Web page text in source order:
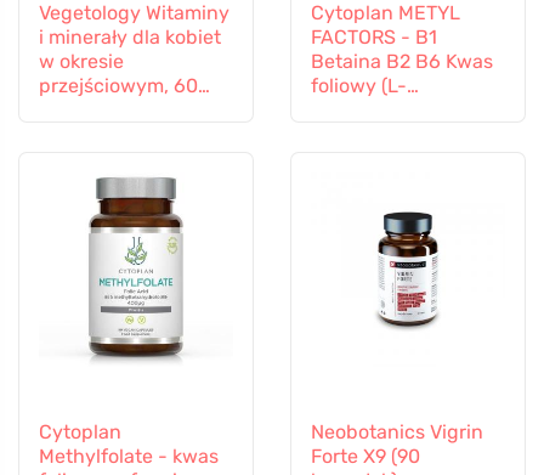
Vegetology Witaminy
i minerały dla kobiet
w okresie
przejściowym, 60
Cytoplan METYL
FACTORS - B1
Betaina B2 B6 Kwas
foliowy (L-
Cytoplan
Methylfolate - kwas
Neobotanics Vigrin
Forte X9 (90